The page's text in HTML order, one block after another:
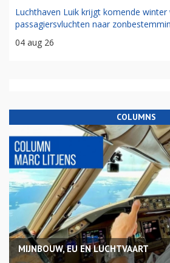
Luchthaven Luik krijgt komende winter
passagiersvluchten naar
04 aug 26
COLUMNS
MIJNBOUW, EU EN LUCHTVAART